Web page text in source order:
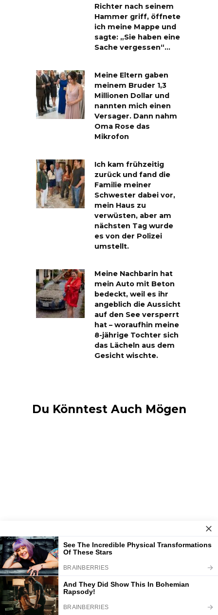
Richter nach seinem
Hammer griff, öffnete
ich meine Mappe und
sagte: „Sie haben eine
Sache vergessen“…
Meine Eltern gaben
meinem Bruder 1,3
Millionen Dollar und
nannten mich einen
Versager. Dann nahm
Oma Rose das
Mikrofon
Ich kam frühzeitig
zurück und fand die
Familie meiner
Schwester dabei vor,
mein Haus zu
verwüsten, aber am
nächsten Tag wurde
es von der Polizei
umstellt.
Meine Nachbarin hat
mein Auto mit Beton
bedeckt, weil es ihr
angeblich die Aussicht
auf den See versperrt
hat – woraufhin meine
8-jährige Tochter sich
das Lächeln aus dem
Gesicht wischte.
Du Könntest Auch Mögen